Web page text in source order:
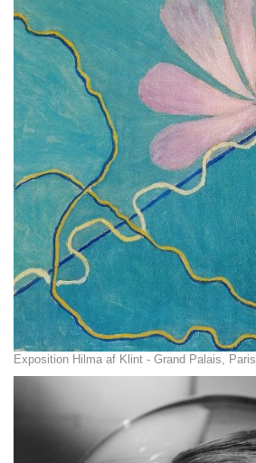
Exposition Hilma af Klint - Grand Palais, Paris